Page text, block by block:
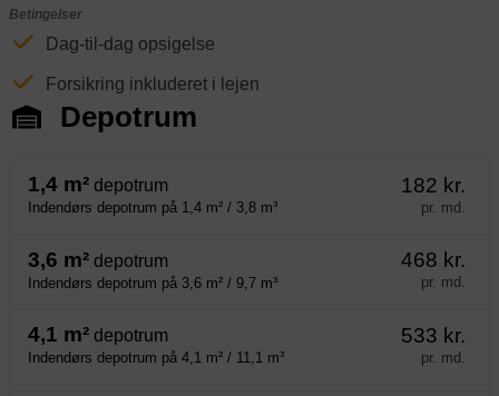
Betingelser
Dag-til-dag opsigelse
Forsikring inkluderet i lejen
Depotrum
1,4 m² depotrum
Indendørs depotrum på 1,4 m² / 3,8 m³
182 kr.
pr. md.
3,6 m² depotrum
Indendørs depotrum på 3,6 m² / 9,7 m³
468 kr.
pr. md.
4,1 m² depotrum
Indendørs depotrum på 4,1 m² / 11,1 m³
533 kr.
pr. md.